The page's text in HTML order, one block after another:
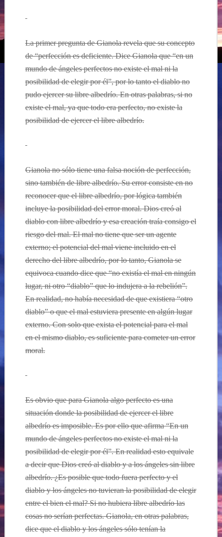
La primer pregunta de Gianola revela que su concepto
de “perfección es deficiente. Dice Gianola que “en un
mundo de ángeles perfectos no existe el mal ni la
posibilidad de elegir por él”, por lo tanto el diablo no
pudo ejercer su libre albedrío. En otras palabras, si no
existe el mal, ya que todo era perfecto, no existe la
posibilidad de ejercer el libre albedrío.
Gianola no sólo tiene una falsa noción de perfección,
sino también de libre albedrío. Su error consiste en no
reconocer que el libre albedrío, por lógica también
incluye la posibilidad del error moral. Dios creó al
diablo con libre albedrío y esa creación traía consigo el
riesgo del mal. El mal no tiene que ser un agente
externo; el potencial del mal viene incluido en el
derecho del libre albedrío, por lo tanto, Gianola se
equivoca cuando dice que “no existía el mal en ningún
lugar, ni otro “diablo” que lo indujera a la rebelión”.
En realidad, no había necesidad de que existiera “otro
diablo” o que el mal estuviera presente en algún lugar
externo. Con solo que exista el potencial para el mal
en el mismo diablo, es suficiente para cometer un error
moral.
Es obvio que para Gianola algo perfecto es una
situación donde la posibilidad de ejercer el libre
albedrío es imposible. Es por ello que afirma “En un
mundo de ángeles perfectos no existe el mal ni la
posibilidad de elegir por él”. En realidad esto equivale
a decir que Dios creó al diablo y a los ángeles sin libre
albedrío. ¿Es posible que todo fuera perfecto y el
diablo y los ángeles no tuvieran la posibilidad de elegir
entre el bien el mal? Si no hubiera libre albedrío las
cosas no serían perfectas. Gianola, en otras palabras,
dice que el diablo y los ángeles sólo tenían la